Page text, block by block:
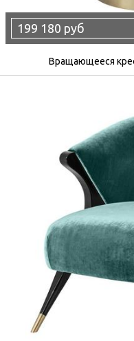
199 180 руб
Вращающееся